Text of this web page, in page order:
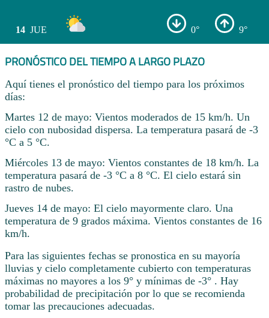
14 JUE 0° 9°
PRONÓSTICO DEL TIEMPO A LARGO PLAZO
Aquí tienes el pronóstico del tiempo para los próximos
días:
Martes 12 de mayo: Vientos moderados de 15 km/h. Un
cielo con nubosidad dispersa. La temperatura pasará de -3
°C a 5 °C.
Miércoles 13 de mayo: Vientos constantes de 18 km/h. La
temperatura pasará de -3 °C a 8 °C. El cielo estará sin
rastro de nubes.
Jueves 14 de mayo: El cielo mayormente claro. Una
temperatura de 9 grados máxima. Vientos constantes de 16
km/h.
Para las siguientes fechas se pronostica en su mayoría
lluvias y cielo completamente cubierto con temperaturas
máximas no mayores a los 9° y mínimas de -3° . Hay
probabilidad de precipitación por lo que se recomienda
tomar las precauciones adecuadas.